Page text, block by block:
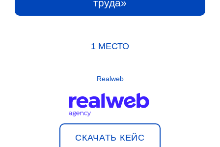
труда»
1 МЕСТО
Realweb
СКАЧАТЬ КЕЙС